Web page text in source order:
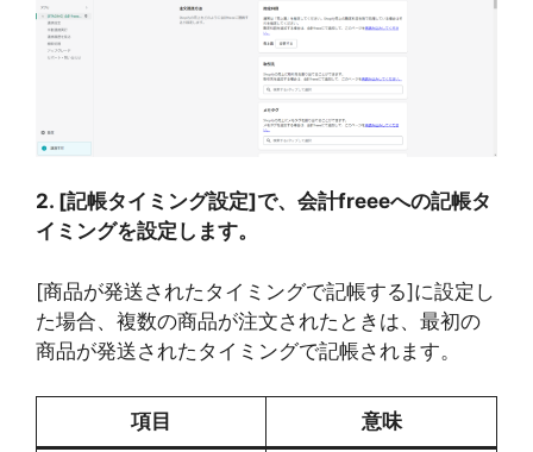
2. [記帳タイミング設定]で、会計freeeへの記帳タ
イミングを設定します。
[商品が発送されたタイミングで記帳する]に設定し
た場合、複数の商品が注文されたときは、最初の
商品が発送されたタイミングで記帳されます。
項目 意味